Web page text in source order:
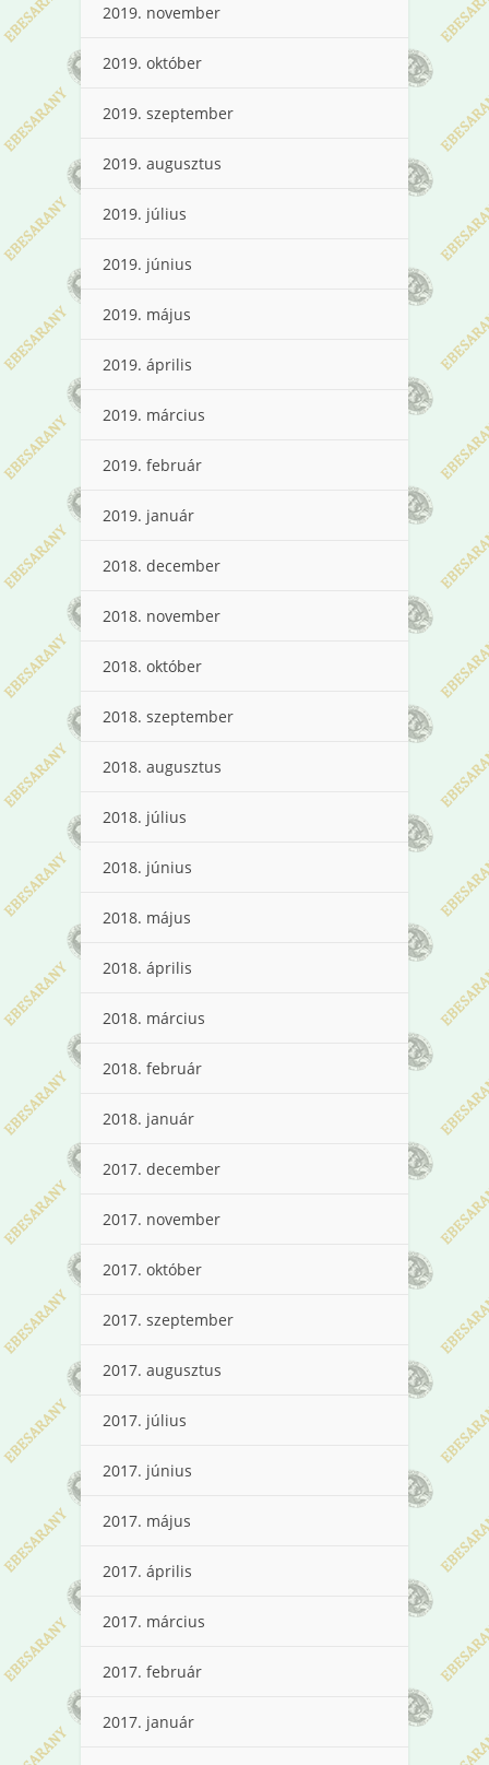
2019. november
2019. október
2019. szeptember
2019. augusztus
2019. július
2019. június
2019. május
2019. április
2019. március
2019. február
2019. január
2018. december
2018. november
2018. október
2018. szeptember
2018. augusztus
2018. július
2018. június
2018. május
2018. április
2018. március
2018. február
2018. január
2017. december
2017. november
2017. október
2017. szeptember
2017. augusztus
2017. július
2017. június
2017. május
2017. április
2017. március
2017. február
2017. január